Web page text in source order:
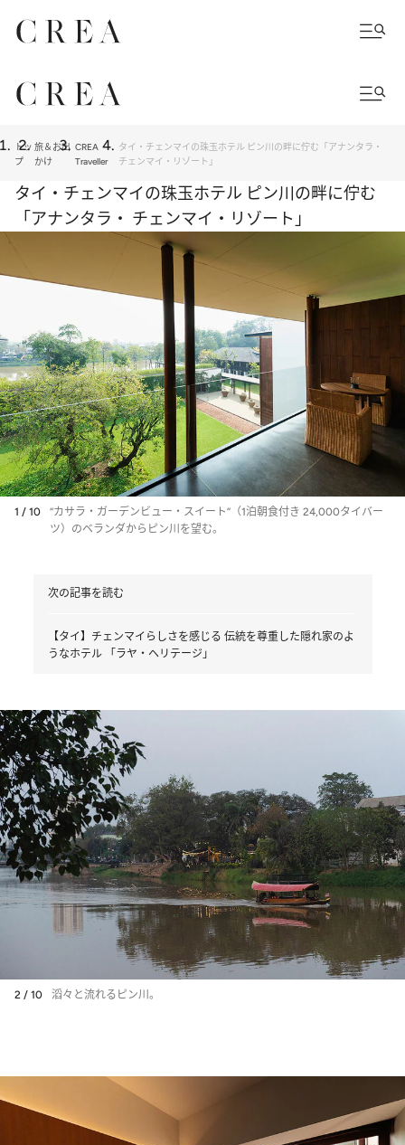
トッ
プ
旅＆お出
かけ
CREA
Traveller
タイ・チェンマイの珠玉ホテル ピン川の畔に佇む「アナンタラ・
チェンマイ・リゾート」
タイ・チェンマイの珠玉ホテル ピン川の畔に佇む
「アナンタラ・ チェンマイ・リゾート」
1 / 10
“カサラ・ガーデンビュー・スイート”（1泊朝食付き 24,000タイバー
ツ）のベランダからピン川を望む。
次の記事を読む
【タイ】チェンマイらしさを感じる 伝統を尊重した隠れ家のよ
うなホテル 「ラヤ・ヘリテージ」
2 / 10 滔々と流れるピン川。